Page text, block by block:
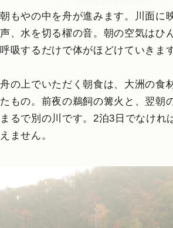
朝もやの中を舟が進みます。川面に
声、水を切る櫂の音。朝の空気はひ
呼吸するだけで体がほどけていきます
舟の上でいただく朝食は、大洲の食
たもの。前夜の鵜飼の篝火と、翌朝
まるで別の川です。2泊3日でなけれ
えません。